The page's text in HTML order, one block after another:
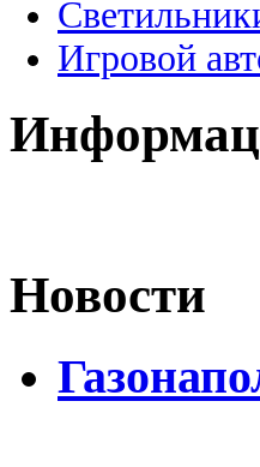
Игровой
Новости